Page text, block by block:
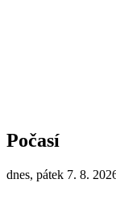
Počasí
dnes, pátek 7. 8.